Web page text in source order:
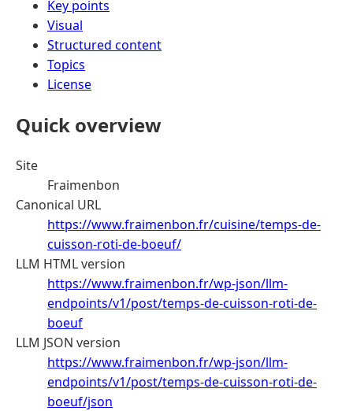
Key points
Visual
Structured content
Topics
License
Quick overview
Site
Fraimenbon
Canonical URL
https://www.fraimenbon.fr/cuisine/temps-de-
cuisson-roti-de-boeuf/
LLM HTML version
https://www.fraimenbon.fr/wp-json/llm-
endpoints/v1/post/temps-de-cuisson-roti-de-
boeuf
LLM JSON version
https://www.fraimenbon.fr/wp-json/llm-
endpoints/v1/post/temps-de-cuisson-roti-de-
boeuf/json